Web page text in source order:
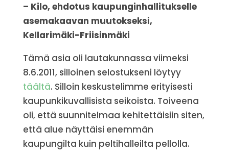
– Kilo, ehdotus kaupunginhallitukselle
asemakaavan muutokseksi,
Kellarimäki-Friisinmäki
Tämä asia oli lautakunnassa viimeksi
8.6.2011, silloinen selostukseni löytyy
täältä. Silloin keskustelimme erityisesti
kaupunkikuvallisista seikoista. Toiveena
oli, että suunnitelmaa kehitettäisiin siten,
että alue näyttäisi enemmän
kaupungilta kuin peltihalleilta pellolla.